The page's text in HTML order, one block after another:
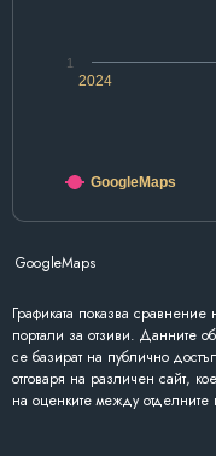
2024
1
GoogleMaps
GoogleMaps
Графиката показва
портали за отзиви. Данните
се базират на публично
отговаря на различен сайт,
на оценките между отделните